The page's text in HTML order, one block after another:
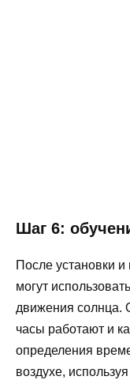
Шаг 6:
После установки
могут
движения солнца.
часы работают и
определения
воздухе,